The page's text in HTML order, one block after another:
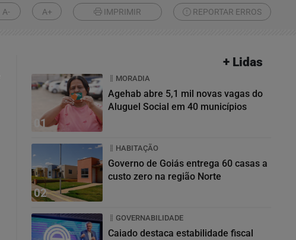
A- A+ IMPRIMIR REPORTAR ERROS
+ Lidas
01
MORADIA
Agehab abre 5,1 mil novas vagas do
Aluguel Social em 40 municípios
02
HABITAÇÃO
Governo de Goiás entrega 60 casas a
custo zero na região Norte
GOVERNABILIDADE
Caiado destaca estabilidade fiscal